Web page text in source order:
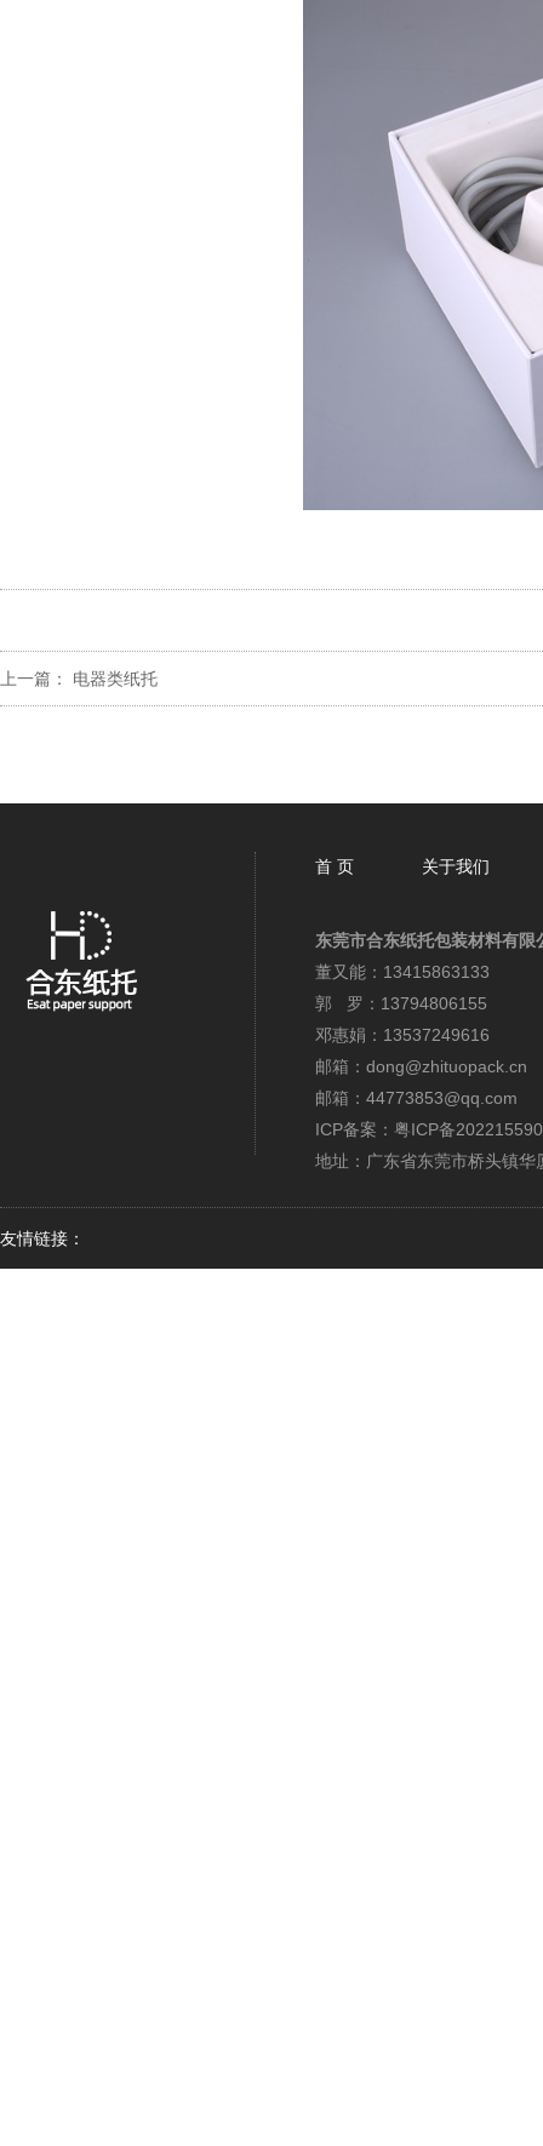
上一篇： 电器类纸托
首 页 关于我们
东莞市合东纸托包装材料有限
董又能：13415863133
郭 罗：13794806155
邓惠娟：13537249616
邮箱：dong@zhituopack.cn
邮箱：44773853@qq.com
ICP备案： 粤ICP备
地址：广东省东莞市桥头镇
友情链接：